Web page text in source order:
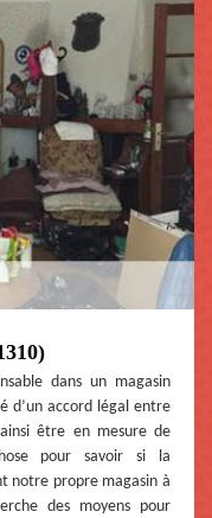
dans un magasin
d’un accord légal entre
être en mesure de
pour savoir si la
notre propre magasin à
des moyens pour